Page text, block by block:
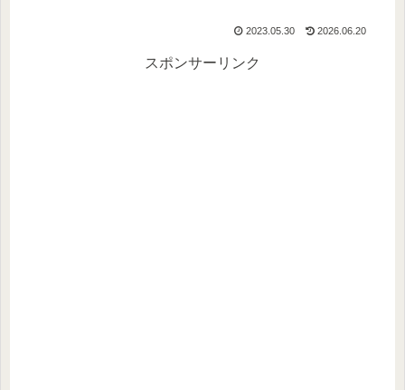
2023.05.30 2026.06.20
スポンサーリンク